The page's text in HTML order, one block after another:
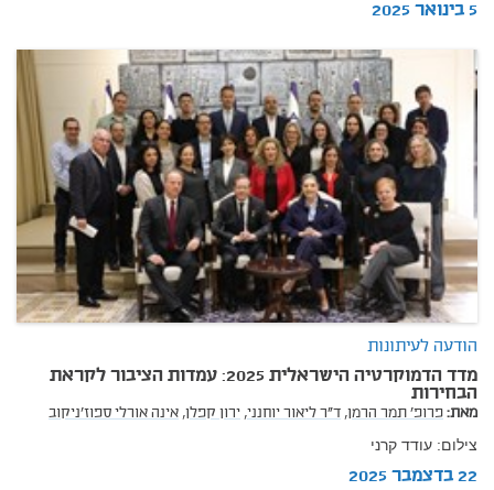
5 בינואר 2025
הודעה לעיתונות
מדד הדמוקרטיה הישראלית 2025: עמדות הציבור לקראת
הבחירות
מאת:פרופ' תמר הרמן,ד"ר ליאור יוחנני,ירון קפלן,אינה אורלי ספוז'ניקוב
צילום: עודד קרני
22 בדצמבר 2025